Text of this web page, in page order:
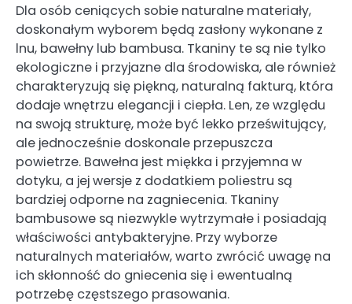
Dla osób ceniących sobie naturalne materiały,
doskonałym wyborem będą zasłony wykonane z
lnu, bawełny lub bambusa. Tkaniny te są nie tylko
ekologiczne i przyjazne dla środowiska, ale również
charakteryzują się piękną, naturalną fakturą, która
dodaje wnętrzu elegancji i ciepła. Len, ze względu
na swoją strukturę, może być lekko prześwitujący,
ale jednocześnie doskonale przepuszcza
powietrze. Bawełna jest miękka i przyjemna w
dotyku, a jej wersje z dodatkiem poliestru są
bardziej odporne na zagniecenia. Tkaniny
bambusowe są niezwykle wytrzymałe i posiadają
właściwości antybakteryjne. Przy wyborze
naturalnych materiałów, warto zwrócić uwagę na
ich skłonność do gniecenia się i ewentualną
potrzebę częstszego prasowania.